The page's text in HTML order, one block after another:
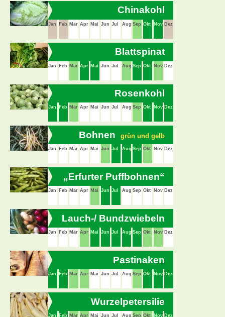
Chinakohl
Jan Feb Mär Apr Mai Jun Jul Aug Sep Okt Nov Dez
Blattspinat
Jan Feb Mär Apr Mai Jun Jul Aug Sep Okt Nov Dez
Rosenkohl
Jan Feb Mär Apr Mai Jun Jul Aug Sep Okt Nov Dez
Bohnen grün und gelb
Jan Feb Mär Apr Mai Jun Jul Aug Sep Okt Nov Dez
„Erfurter Puffbohnen“
Jan Feb Mär Apr Mai Jun Jul Aug Sep Okt Nov Dez
Lauch-/ Bundzwiebeln
Jan Feb Mär Apr Mai Jun Jul Aug Sep Okt Nov Dez
Pastinaken
Jan Feb Mär Apr Mai Jun Jul Aug Sep Okt Nov Dez
Wurzelpetersilie
Jan Feb Mär Apr Mai Jun Jul Aug Sep Okt Nov Dez